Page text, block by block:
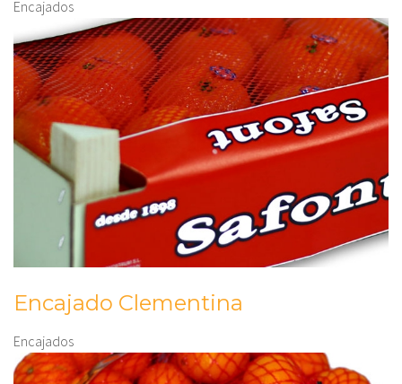
Encajados
Encajado Clementina
Encajados